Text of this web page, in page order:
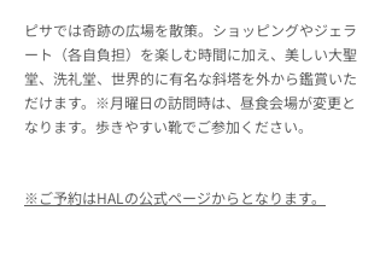
ピサでは奇跡の広場を散策。ショッピングやジェラ
ート（各自負担）を楽しむ時間に加え、美しい大聖
堂、洗礼堂、世界的に有名な斜塔を外から鑑賞いた
だけます。※月曜日の訪問時は、昼食会場が変更と
なります。歩きやすい靴でご参加ください。
※ご予約はHALの公式ページからとなります。